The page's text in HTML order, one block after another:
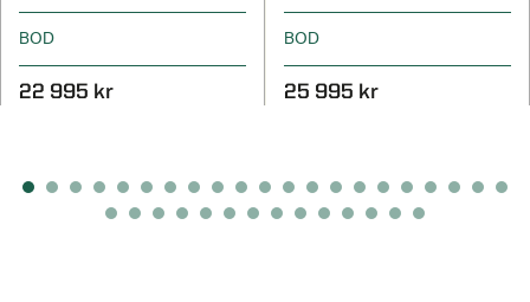
BOD
22 995 kr
BOD
25 995 kr